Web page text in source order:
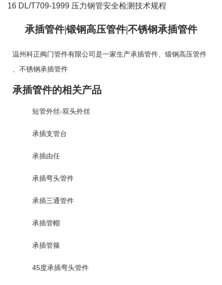
16 DL/T709-1999 压力钢管安全检测技术规程
承插管件|锻钢高压管件|不锈钢承插管件
温州科正阀门管件有限公司是一家生产承插管件
锻钢高压管件
不锈钢承插管件
承插管件的相关产品
短管外丝-双头外丝
承插支管台
承插由任
承插弯头管件
承插三通管件
承插管帽
承插管箍
45度承插弯头管件